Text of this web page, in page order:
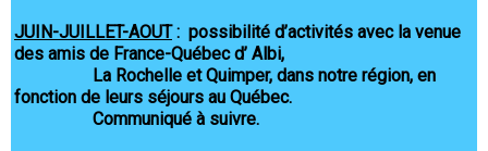
JUIN-JUILLET-AOUT: possibilité d’activités avec la venue
des amis de France-Québec d’ Albi,
La Rochelle et Quimper, dans notre région, en
fonction de leurs séjours au Québec.
Communiqué à suivre.